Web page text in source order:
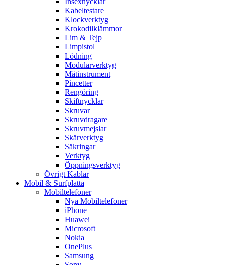
Kabeltestare
Klockverktyg
Krokodilklämmor
Lim & Tejp
Limpistol
Lödning
Modularverktyg
Mätinstrument
Pincetter
Rengöring
Skiftnycklar
Skruvar
Skruvdragare
Skruvmejslar
Skärverktyg
Säkringar
Verktyg
Öppningsverktyg
Övrigt Kablar
Mobil & Surfplatta
Mobiltelefoner
Nya Mobiltelefoner
iPhone
Huawei
Microsoft
Nokia
OnePlus
Samsung